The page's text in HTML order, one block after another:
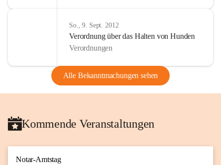
So., 9. Sept. 2012
Verordnung über das Halten von Hunden
Verordnungen
Alle Bekanntmachungen sehen
Kommende Veranstaltungen
Notar-Amtstag